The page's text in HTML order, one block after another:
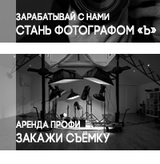
Происшествия и конфликты
Религия
Светская жизнь
Спорт
Экология
Экономика и бизнес